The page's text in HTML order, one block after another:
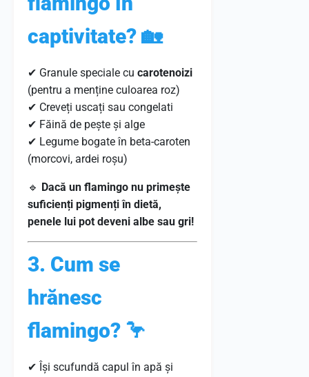
captivitate? 🏡
✔ Granule speciale cu carotenoizi
(pentru a menține culoarea roz)
✔ Creveți uscați sau congelati
✔ Făină de pește și alge
✔ Legume bogate în beta-caroten
(morcovi, ardei roșu)
🔹 Dacă un flamingo nu primește
suficienți pigmenți în dietă,
penele lui pot deveni albe sau gri!
3. Cum se
hrănesc
flamingo? 🦩
✔ Își scufundă capul în apă și